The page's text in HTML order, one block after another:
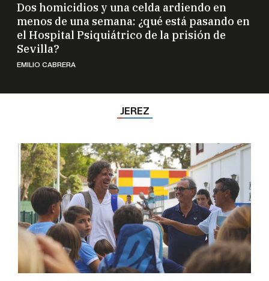
Dos homicidios y una celda ardiendo en
menos de una semana: ¿qué está pasando en
el Hospital Psiquiátrico de la prisión de
Sevilla?
EMILIO CABRERA
JEREZ